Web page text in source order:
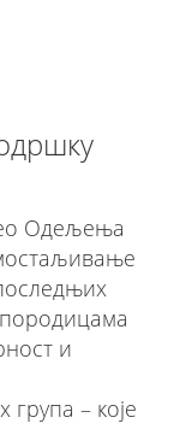
Одељења
и
група – које